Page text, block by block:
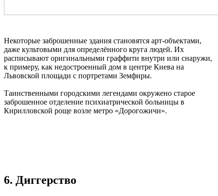
Некоторые заброшенные здания становятся арт-объектами,
даже культовыми для определённого круга людей. Их
расписывают оригинальными граффити внутри или снаружи,
к примеру, как недостроенный дом в центре Киева на
Львовской площади с портретами Земфиры.
Таинственными городскими легендами окружено старое
заброшенное отделение психиатрической больницы в
Кирилловской роще возле метро «Дорогожичи».
6. Диггерство